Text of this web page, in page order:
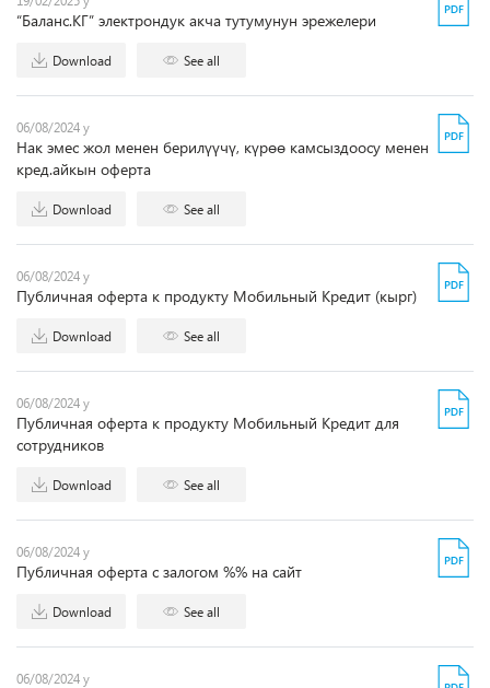
“Баланс.КГ” электрондук акча тутумунун эрежелери
Download See all
06/08/2024 y
Нак эмес жол менен берилүүчү, күрөө камсыздоосу менен
кред.айкын оферта
Download See all
06/08/2024 y
Публичная оферта к продукту Мобильный Кредит (кырг)
Download See all
06/08/2024 y
Публичная оферта к продукту Мобильный Кредит для
сотрудников
Download See all
06/08/2024 y
Публичная оферта с залогом %% на сайт
Download See all
06/08/2024 y